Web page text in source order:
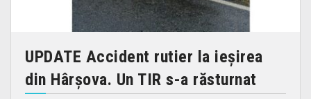
UPDATE Accident rutier la ieșirea
din Hârșova. Un TIR s-a răsturnat